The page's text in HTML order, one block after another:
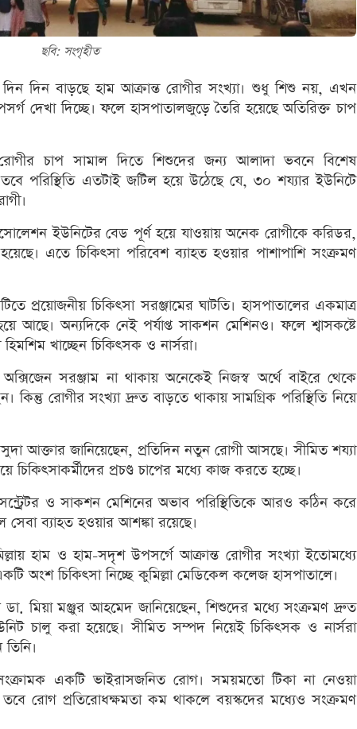
ছবি: সংগৃহীত
দিন দিন বাড়ছে হাম আক্রান্ত রোগীর সংখ্যা। শুধু শিশু নয়, এখন
দেখা দিচ্ছে। ফলে হাসপাতালজুড়ে তৈরি হয়েছে অতিরিক্ত চাপ
চাপ সামাল দিতে শিশুদের জন্য আলাদা ভবনে বিশেষ
পরিস্থিতি এতটাই জটিল হয়ে উঠেছে যে, ৩০ শয্যার ইউনিটে
ইউনিটের বেড পূর্ণ হয়ে যাওয়ায় অনেক রোগীকে করিডর,
এতে চিকিৎসা পরিবেশ ব্যাহত হওয়ার পাশাপাশি সংক্রমণ
প্রয়োজনীয় চিকিৎসা সরঞ্জামের ঘাটতি। হাসপাতালের একমাত্র
আছে। অন্যদিকে নেই পর্যাপ্ত সাকশন মেশিনও। ফলে শ্বাসকষ্টে
খাচ্ছেন চিকিৎসক ও নার্সরা।
সরঞ্জাম না থাকায় অনেকেই নিজস্ব অর্থে বাইরে থেকে
কিন্তু রোগীর সংখ্যা দ্রুত বাড়তে থাকায় সামগ্রিক পরিস্থিতি নিয়ে
আক্তার জানিয়েছেন, প্রতিদিন নতুন রোগী আসছে। সীমিত শয্যা
চিকিৎসাকর্মীদের প্রচণ্ড চাপের মধ্যে কাজ করতে হচ্ছে।
ও সাকশন মেশিনের অভাব পরিস্থিতিকে আরও কঠিন করে
ব্যাহত হওয়ার আশঙ্কা রয়েছে।
হাম ও হাম-সদৃশ উপসর্গে আক্রান্ত রোগীর সংখ্যা ইতোমধ্যে
অংশ চিকিৎসা নিচ্ছে কুমিল্লা মেডিকেল কলেজ হাসপাতালে।
ডা. মিয়া মঞ্জুর আহমেদ জানিয়েছেন, শিশুদের মধ্যে সংক্রমণ দ্রুত
চালু করা হয়েছে। সীমিত সম্পদ নিয়েই চিকিৎসক ও নার্সরা
সংক্রামক একটি ভাইরাসজনিত রোগ। সময়মতো টিকা না নেওয়া
রোগ প্রতিরোধক্ষমতা কম থাকলে বয়স্কদের মধ্যেও সংক্রমণ